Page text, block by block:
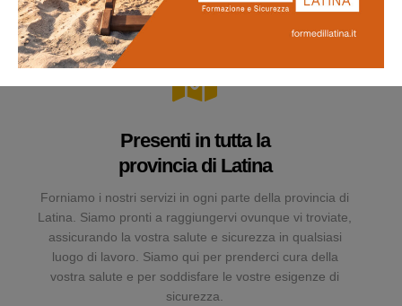
benessere generale.
Presenti in tutta la
provincia di Latina
Forniamo i nostri servizi in ogni parte della provincia di
Latina. Siamo pronti a raggiungervi ovunque vi troviate,
assicurando la vostra salute e sicurezza in qualsiasi
luogo di lavoro. Siamo qui per prenderci cura della
vostra salute e per soddisfare le vostre esigenze di
sicurezza.